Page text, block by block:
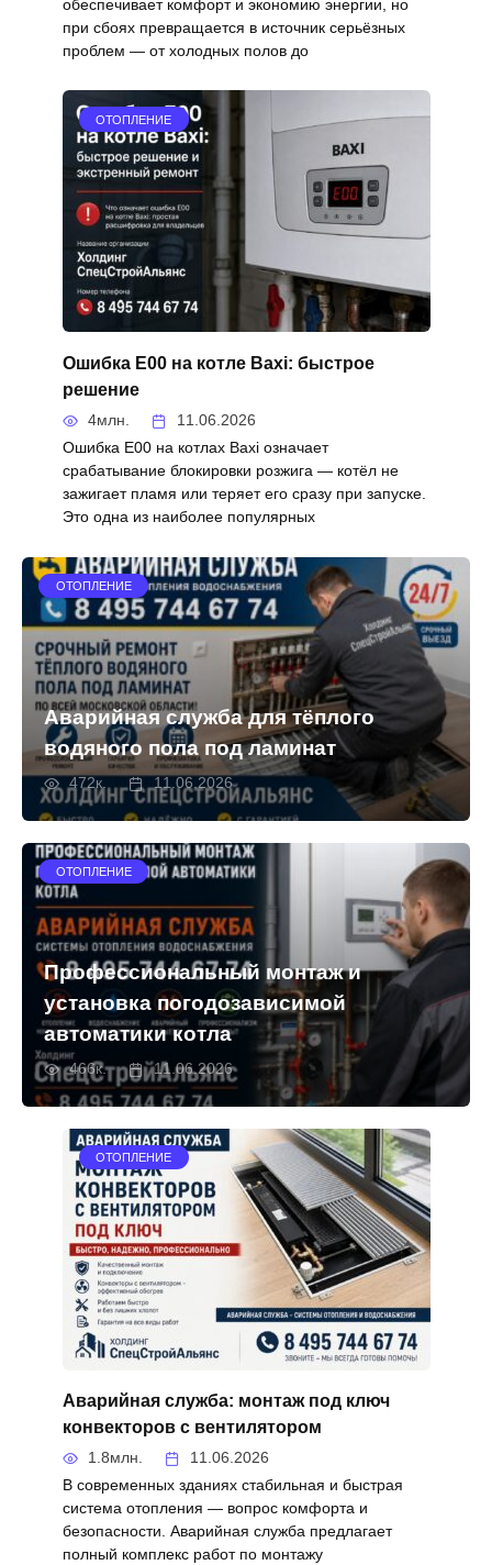
обеспечивает комфорт и экономию энергии, но
при сбоях превращается в источник серьёзных
проблем — от холодных полов до
ОТОПЛЕНИЕ
Ошибка E00 на котле Baxi: быстрое
решение
4млн. 11.06.2026
Ошибка E00 на котлах Baxi означает
срабатывание блокировки розжига — котёл не
зажигает пламя или теряет его сразу при запуске.
Это одна из наиболее популярных
ОТОПЛЕНИЕ
Аварийная служба для тёплого
водяного пола под ламинат
472к. 11.06.2026
ОТОПЛЕНИЕ
Профессиональный монтаж и
установка погодозависимой
автоматики котла
466к. 11.06.2026
ОТОПЛЕНИЕ
Аварийная служба: монтаж под ключ
конвекторов с вентилятором
1.8млн. 11.06.2026
В современных зданиях стабильная и быстрая
система отопления — вопрос комфорта и
безопасности. Аварийная служба предлагает
полный комплекс работ по монтажу